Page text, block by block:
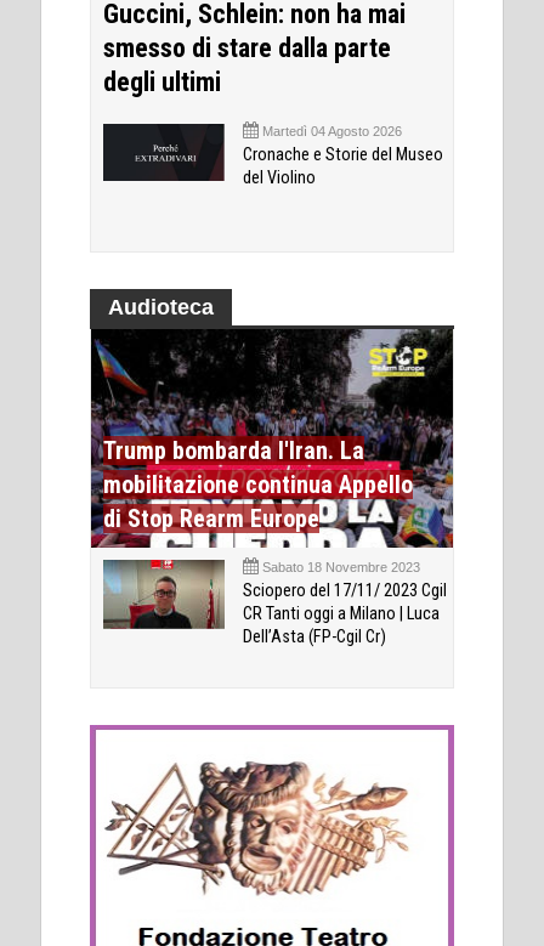
Guccini, Schlein: non ha mai
smesso di stare dalla parte
degli ultimi
Martedì 04 Agosto 2026
Cronache e Storie del Museo
del Violino
Audioteca
Trump bombarda l'Iran. La
mobilitazione continua Appello
di Stop Rearm Europe
Sabato 18 Novembre 2023
Sciopero del 17/11/ 2023 Cgil
CR Tanti oggi a Milano | Luca
Dell’Asta (FP-Cgil Cr)